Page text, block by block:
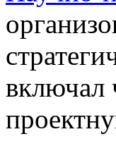
включал